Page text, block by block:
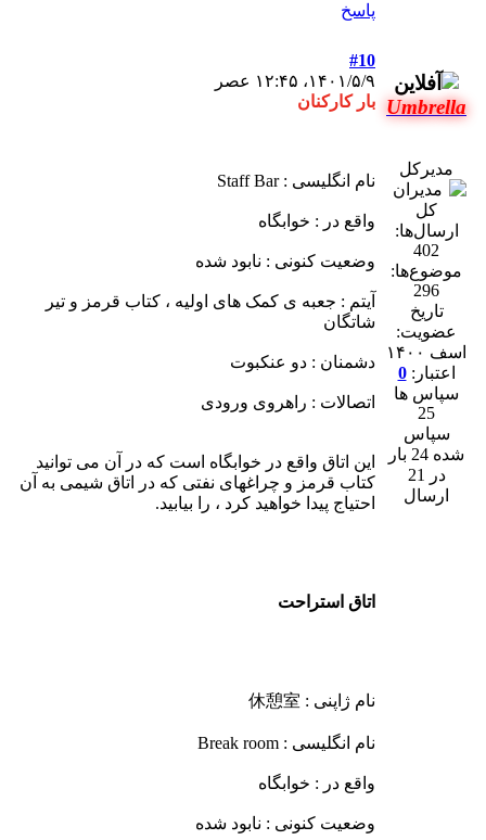
پاسخ
Umbrella
مدیرکل
ارسال‌ها:
402
موضوع‌ها:
296
تاریخ
عضویت:
اسف ۱۴۰۰
اعتبار:0
سپاس ها
25
سپاس
شده 24 بار
در 21
ارسال
#10
۱۴۰۱/۵/۹، ۱۲:۴۵ عصر
بار کارکنان
نام انگلیسی : Staff Bar
واقع در : خوابگاه
وضعیت کنونی : نابود شده
آیتم : جعبه ی کمک های اولیه ، کتاب قرمز و تیر
شاتگان
دشمنان : دو عنکبوت
اتصالات : راهروی ورودی
این اتاق واقع در خوابگاه است که در آن می توانید
کتاب قرمز و چراغهای نفتی که در اتاق شیمی به آن
احتیاج پیدا خواهید کرد ، را بیابید.
اتاق استراحت
نام ژاپنی : 休憩室
نام انگلیسی : Break room
واقع در : خوابگاه
وضعیت کنونی : نابود شده